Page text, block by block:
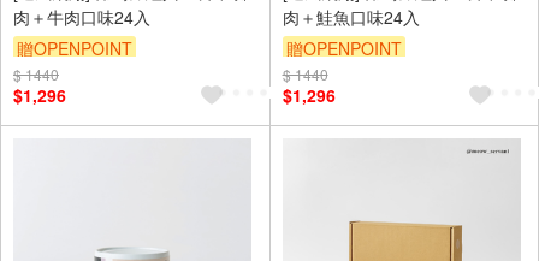
肉＋牛肉口味24入
贈OPENPOINT
$ 1440
$1,296
肉＋鮭魚口味24入
贈OPENPOINT
$ 1440
$1,296